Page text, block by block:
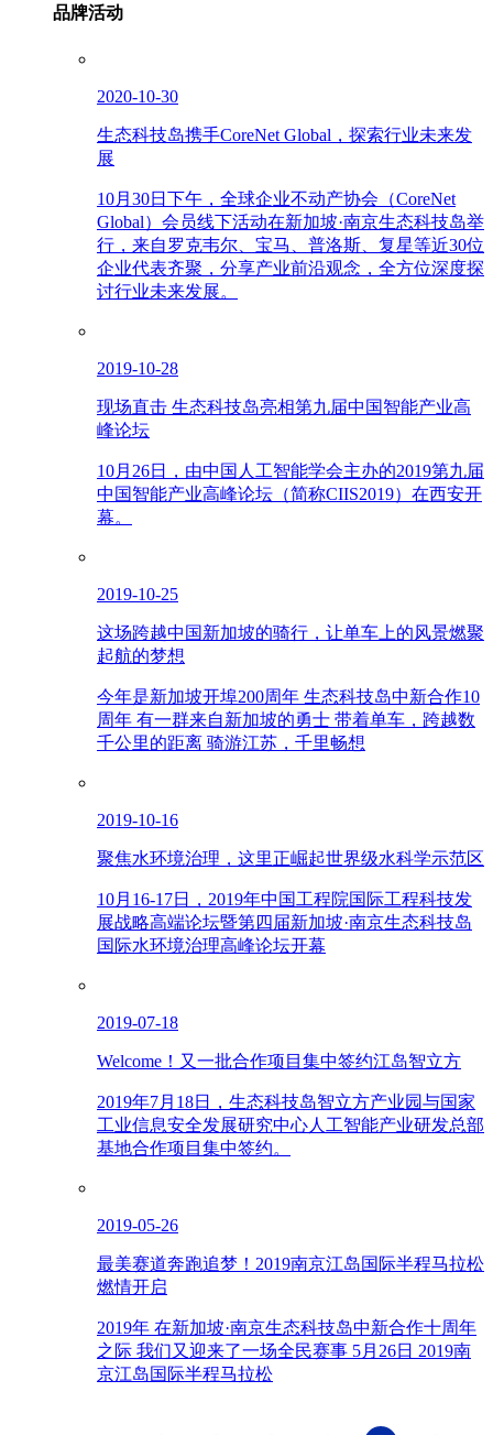
品牌活动
2020-10-30
生态科技岛携手CoreNet Global，探索行业未来发
展
10月30日下午，全球企业不动产协会（CoreNet
Global）会员线下活动在新加坡·南京生态科技岛举
行，来自罗克韦尔、宝马、普洛斯、复星等近30位
企业代表齐聚，分享产业前沿观念，全方位深度探
讨行业未来发展。
2019-10-28
现场直击 生态科技岛亮相第九届中国智能产业高
峰论坛
10月26日，由中国人工智能学会主办的2019第九届
中国智能产业高峰论坛（简称CIIS2019）在西安开
幕。
2019-10-25
这场跨越中国新加坡的骑行，让单车上的风景燃聚
起航的梦想
今年是新加坡开埠200周年 生态科技岛中新合作10
周年 有一群来自新加坡的勇士 带着单车，跨越数
千公里的距离 骑游江苏，千里畅想
2019-10-16
聚焦水环境治理，这里正崛起世界级水科学示范区
10月16-17日，2019年中国工程院国际工程科技发
展战略高端论坛暨第四届新加坡·南京生态科技岛
国际水环境治理高峰论坛开幕
2019-07-18
Welcome！又一批合作项目集中签约江岛智立方
2019年7月18日，生态科技岛智立方产业园与国家
工业信息安全发展研究中心人工智能产业研发总部
基地合作项目集中签约。
2019-05-26
最美赛道奔跑追梦！2019南京江岛国际半程马拉松
燃情开启
2019年 在新加坡·南京生态科技岛中新合作十周年
之际 我们又迎来了一场全民赛事 5月26日 2019南
京江岛国际半程马拉松